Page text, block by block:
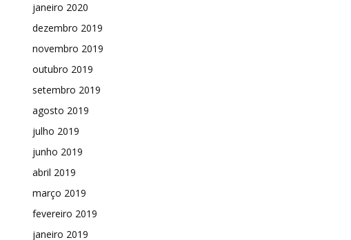
janeiro 2020
dezembro 2019
novembro 2019
outubro 2019
setembro 2019
agosto 2019
julho 2019
junho 2019
abril 2019
março 2019
fevereiro 2019
janeiro 2019